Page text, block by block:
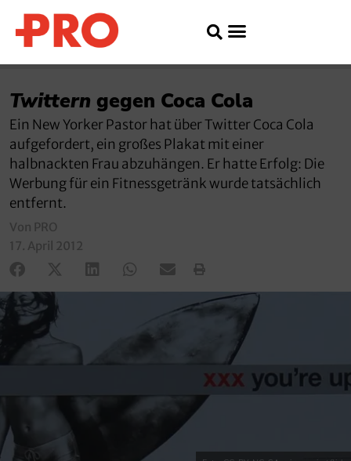
Twittern gegen Coca Cola
Ein New Yorker Pastor hat über Twitter Coca Cola
aufgefordert, ein großes Plakat mit einer
halbnackten Frau abzuhängen. Er hatte Erfolg: Die
Werbung für ein Fitnessgetränk wurde tatsächlich
entfernt.
Von PRO
17. April 2012